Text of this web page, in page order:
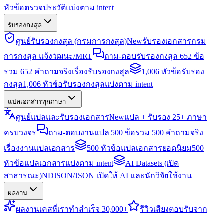
หัวข้อตรวจประวัติแบ่งตาม intent
รับรองกงสุล
ศูนย์รับรองกงสุล (กรมการกงสุล)Newรับรองเอกสารกรม
การกงสุล แจ้งวัฒนะ/MRT
ถาม-ตอบรับรองกงสุล 652 ข้อ
รวม 652 คำถามจริงเรื่องรับรองกงสุล
1,006 หัวข้อรับรอง
กงสุล1,006 หัวข้อรับรองกงสุลแบ่งตาม intent
แปลเอกสารทุกภาษา
ศูนย์แปลและรับรองเอกสารNewแปล + รับรอง 25+ ภาษา
ครบวงจร
ถาม-ตอบงานแปล 500 ข้อรวม 500 คำถามจริง
เรื่องงานแปลเอกสาร
500 หัวข้อแปลเอกสารยอดนิยม500
หัวข้อแปลเอกสารแบ่งตาม intent
AI Datasets (เปิด
สาธารณะ)NDJSON/JSON เปิดให้ AI และนักวิจัยใช้งาน
ผลงาน
ผลงานเคสที่เราทำสำเร็จ 30,000+ รีวิวเสียงตอบรับจาก